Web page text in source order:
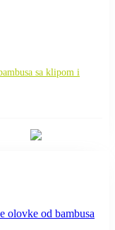
sa klipom i